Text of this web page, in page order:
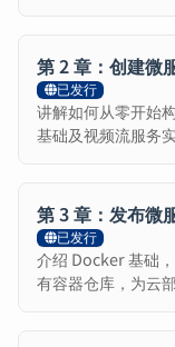
第 2 章：创建微
已发行
讲解如何从零开始
基础及视频流服务实
第 3 章：发布微
已发行
介绍 Docker 基础
有容器仓库，为云